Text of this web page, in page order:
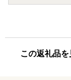
この返礼品